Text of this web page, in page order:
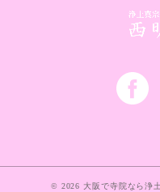
© 2026 大阪で寺院なら浄